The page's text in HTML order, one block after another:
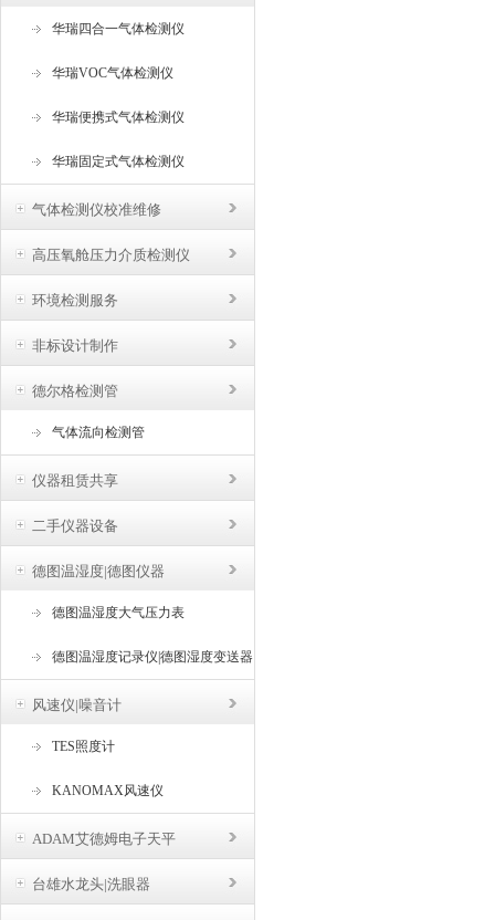
华瑞四合一气体检测仪
华瑞VOC气体检测仪
华瑞便携式气体检测仪
华瑞固定式气体检测仪
气体检测仪校准维修
高压氧舱压力介质检测仪
环境检测服务
非标设计制作
德尔格检测管
气体流向检测管
仪器租赁共享
二手仪器设备
德图温湿度|德图仪器
德图温湿度大气压力表
德图温湿度记录仪|德图湿度变送器
风速仪|噪音计
TES照度计
KANOMAX风速仪
ADAM艾德姆电子天平
台雄水龙头|洗眼器